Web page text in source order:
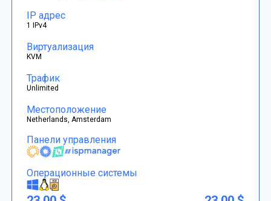
IP адрес
1 IPv4
Виртуализация
KVM
Трафик
Unlimited
Местоположение
Netherlands, Amsterdam
Панели управления
Операционные системы